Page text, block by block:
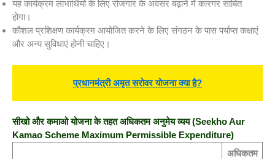
यह कार्यक्रम लाभार्थियों के लिए रोजगार के अवसर बढ़ाने में कारगर साबित
होगा।
कौशल प्रशिक्षण कार्यक्रम आयोजित करने के लिए संगठन के पास पर्याप्त कक्षाएं
और अन्य सुविधाएं होनी चाहिए।
प्रधानमंत्री अमृत सरोवर योजना क्या है?
सीखो और कमाओ योजना के तहत अधिकतम अनुमेय व्यय(Seekho Aur
Kamao Scheme Maximum Permissible Expenditure)
अधिकतम